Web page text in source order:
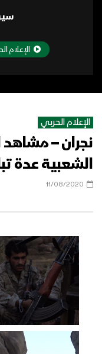
الإعلام
الإعلام الحربي
نجران – مشاهد
الشعبية عدة
11/08/2020